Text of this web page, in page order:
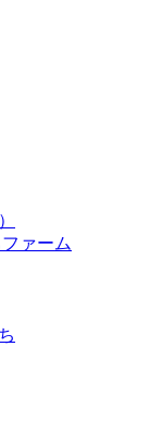
ァーム